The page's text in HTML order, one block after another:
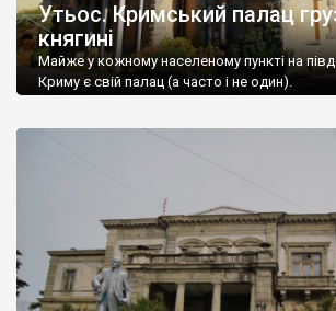
Утьос. Кримський палац
княгині
Майже у кожному населеному пункті на
Криму є свій палац (а часто і не один).